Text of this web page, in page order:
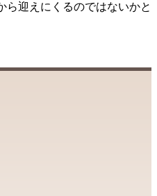
ら迎えにくるのではないかと